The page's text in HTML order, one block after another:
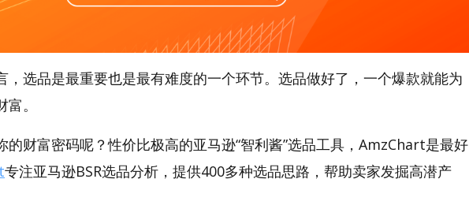
，选品是最重要也是最有难度的一个环节。选品做好了，一个爆款就能为
。
的财富密码呢？性价比极高的亚马逊“智利酱”选品工具，AmzChart是最好
专注亚马逊BSR选品分析，提供400多种选品思路，帮助卖家发掘高潜产